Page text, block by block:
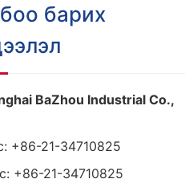
барих
BaZhou Industrial Co.,
+86-21-34710825
+86-21-34710825